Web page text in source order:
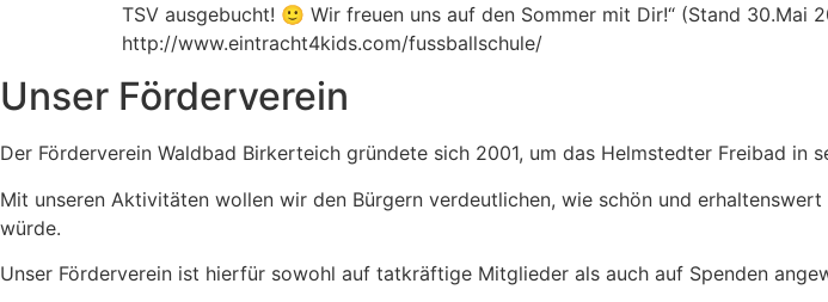
TSV ausgebucht! 🙂 Wir freuen uns auf den Sommer mit Dir!“ (Stand
http://www.eintracht4kids.com/fussballschule/
Unser Förderverein
Der Förderverein Waldbad Birkerteich gründete sich 2001, um das Helmstedter Freibad in
Mit unseren Aktivitäten wollen wir den Bürgern verdeutlichen, wie schön und
würde.
Unser Förderverein ist hierfür sowohl auf tatkräftige Mitglieder als auch auf Spenden